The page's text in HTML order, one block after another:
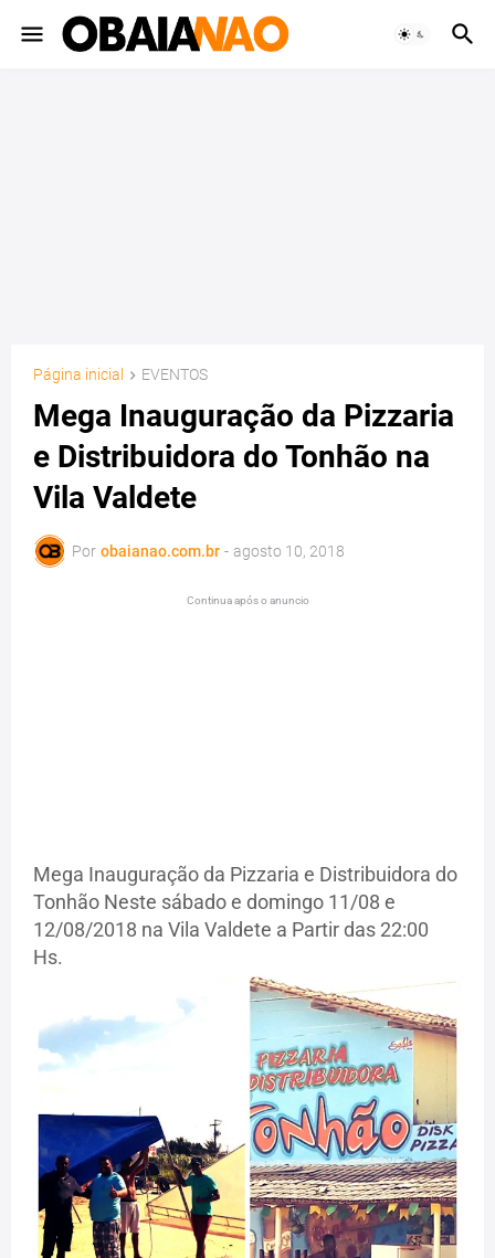
Página inicial EVENTOS
Mega Inauguração da Pizzaria
e Distribuidora do Tonhão na
Vila Valdete
Por obaianao.com.br - agosto 10, 2018
Continua após o anuncio
Mega Inauguração da Pizzaria e Distribuidora do
Tonhão Neste sábado e domingo 11/08 e
12/08/2018 na Vila Valdete a Partir das 22:00
Hs.